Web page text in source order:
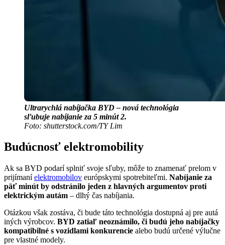
Ultrarychlá nabíjačka BYD – nová technológia
sľubuje nabíjanie za 5 minút 2.
Foto: shutterstock.com/TY Lim
Budúcnosť elektromobility
Ak sa BYD podarí splniť svoje sľuby, môže to znamenať prelom v
prijímaníelektromobilov európskymi spotrebiteľmi. Nabíjanie za
päť minút by odstránilo jeden z hlavných argumentov proti
elektrickým autám – dlhý čas nabíjania.
Otázkou však zostáva, či bude táto technológia dostupná aj pre autá
iných výrobcov. BYD zatiaľ neoznámilo, či budú jeho nabíjačky
kompatibilné s vozidlami konkurencie alebo budú určené výlučne
pre vlastné modely.